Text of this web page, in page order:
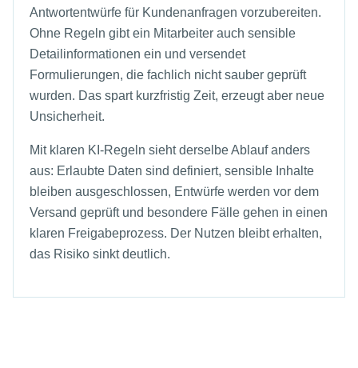
Antwortentwürfe für Kundenanfragen vorzubereiten.
Ohne Regeln gibt ein Mitarbeiter auch sensible
Detailinformationen ein und versendet
Formulierungen, die fachlich nicht sauber geprüft
wurden. Das spart kurzfristig Zeit, erzeugt aber neue
Unsicherheit.
Mit klaren KI-Regeln sieht derselbe Ablauf anders
aus: Erlaubte Daten sind definiert, sensible Inhalte
bleiben ausgeschlossen, Entwürfe werden vor dem
Versand geprüft und besondere Fälle gehen in einen
klaren Freigabeprozess. Der Nutzen bleibt erhalten,
das Risiko sinkt deutlich.